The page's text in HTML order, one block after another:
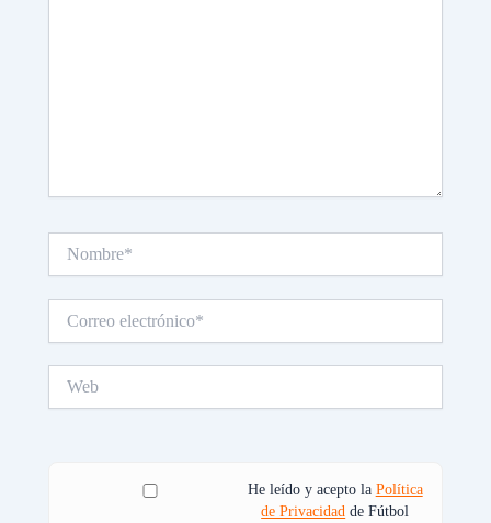
electrónico*
He leído y acepto la Política
de Privacidad de Fútbol